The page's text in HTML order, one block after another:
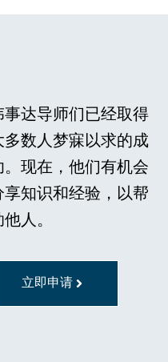
事达导师们已经取得
多数人梦寐以求的成
。现在，他们有机会
享知识和经验，以帮
他人。
立即申请